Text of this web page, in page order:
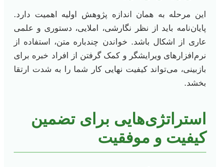
این مرحله به همان اندازه پژوهش اولیه اهمیت دارد.
پایان‌نامه باید از نظر نگارشی، املایی، دستوری و علمی
عاری از اشکال باشد. خواندن چندباره متن، استفاده از
نرم‌افزارهای ویرایشگر و کمک گرفتن از افراد خبره برای
بازبینی، می‌تواند کیفیت نهایی کار شما را به شدت ارتقا
بخشد.
استراتژی‌هایی برای تضمین
کیفیت و موفقیت